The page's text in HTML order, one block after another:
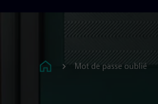
Mot de passe oublié